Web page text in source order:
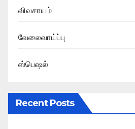
விவசாயம்
வேலைவாய்ப்பு
ஸ்பெஷல்
Recent Posts